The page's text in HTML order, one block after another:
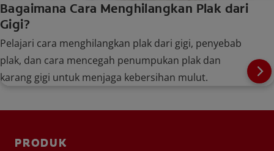
Bagaimana Cara Menghilangkan Plak dari
Gigi?
Pelajari cara menghilangkan plak dari gigi, penyebab
plak, dan cara mencegah penumpukan plak dan
karang gigi untuk menjaga kebersihan mulut.
PRODUK